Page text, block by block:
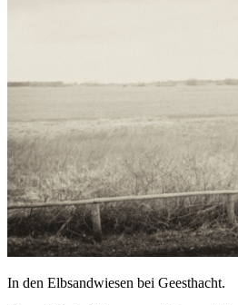
In den Elbsandwiesen bei Geesthacht.